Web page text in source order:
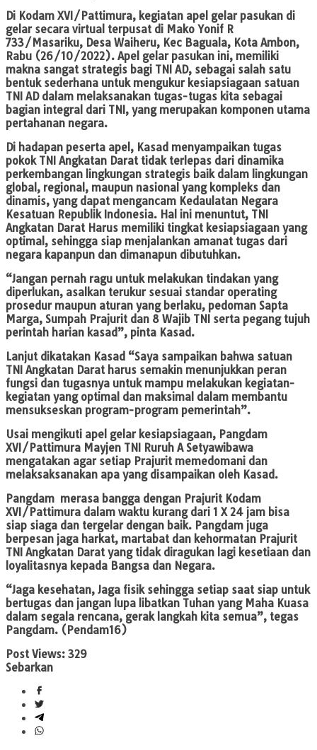
Di Kodam XVI/Pattimura, kegiatan apel gelar pasukan di
gelar secara virtual terpusat di Mako Yonif R
733/Masariku, Desa Waiheru, Kec Baguala, Kota Ambon,
Rabu (26/10/2022). Apel gelar pasukan ini, memiliki
makna sangat strategis bagi TNI AD, sebagai salah satu
bentuk sederhana untuk mengukur kesiapsiagaan satuan
TNI AD dalam melaksanakan tugas-tugas kita sebagai
bagian integral dari TNI, yang merupakan komponen utama
pertahanan negara.
Di hadapan peserta apel, Kasad menyampaikan tugas
pokok TNI Angkatan Darat tidak terlepas dari dinamika
perkembangan lingkungan strategis baik dalam lingkungan
global, regional, maupun nasional yang kompleks dan
dinamis, yang dapat mengancam Kedaulatan Negara
Kesatuan Republik Indonesia. Hal ini menuntut, TNI
Angkatan Darat Harus memiliki tingkat kesiapsiagaan yang
optimal, sehingga siap menjalankan amanat tugas dari
negara kapanpun dan dimanapun dibutuhkan.
“Jangan pernah ragu untuk melakukan tindakan yang
diperlukan, asalkan terukur sesuai standar operating
prosedur maupun aturan yang berlaku, pedoman Sapta
Marga, Sumpah Prajurit dan 8 Wajib TNI serta pegang tujuh
perintah harian kasad”, pinta Kasad.
Lanjut dikatakan Kasad “Saya sampaikan bahwa satuan
TNI Angkatan Darat harus semakin menunjukkan peran
fungsi dan tugasnya untuk mampu melakukan kegiatan-
kegiatan yang optimal dan maksimal dalam membantu
mensukseskan program-program pemerintah”.
Usai mengikuti apel gelar kesiapsiagaan, Pangdam
XVI/Pattimura Mayjen TNI Ruruh A Setyawibawa
mengatakan agar setiap Prajurit memedomani dan
melaksaksanakan apa yang disampaikan oleh Kasad.
Pangdam merasa bangga dengan Prajurit Kodam
XVI/Pattimura dalam waktu kurang dari 1 X 24 jam bisa
siap siaga dan tergelar dengan baik. Pangdam juga
berpesan jaga harkat, martabat dan kehormatan Prajurit
TNI Angkatan Darat yang tidak diragukan lagi kesetiaan dan
loyalitasnya kepada Bangsa dan Negara.
“Jaga kesehatan, Jaga fisik sehingga setiap saat siap untuk
bertugas dan jangan lupa libatkan Tuhan yang Maha Kuasa
dalam segala rencana, gerak langkah kita semua”, tegas
Pangdam. (Pendam16)
Post Views: 329
Sebarkan